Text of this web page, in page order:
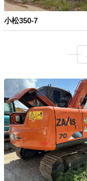
小松350-7